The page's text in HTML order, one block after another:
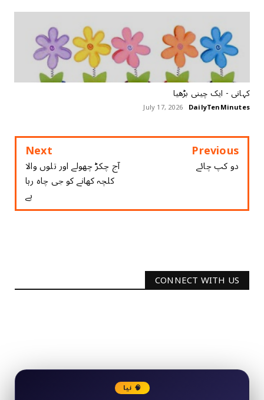
کہانی - ایک چینی بڑھیا
DailyTenMinutes
July 17, 2026
Previous
دو کپ چائے
Next
آج چکڑ چھولے اور تلوں والا
کلچہ کھانے کو جی چاہ رہا
ہے
CONNECT WITH US
🧠 نیا